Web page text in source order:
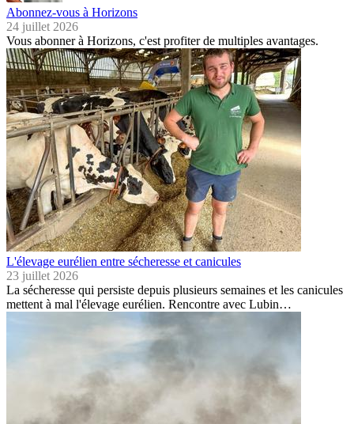
Abonnez-vous à Horizons
24 juillet 2026
Vous abonner à Horizons, c'est profiter de multiples avantages.
L'élevage eurélien entre sécheresse et canicules
23 juillet 2026
La sécheresse qui persiste depuis plusieurs semaines et les canicules
mettent à mal l'élevage eurélien. Rencontre avec Lubin…